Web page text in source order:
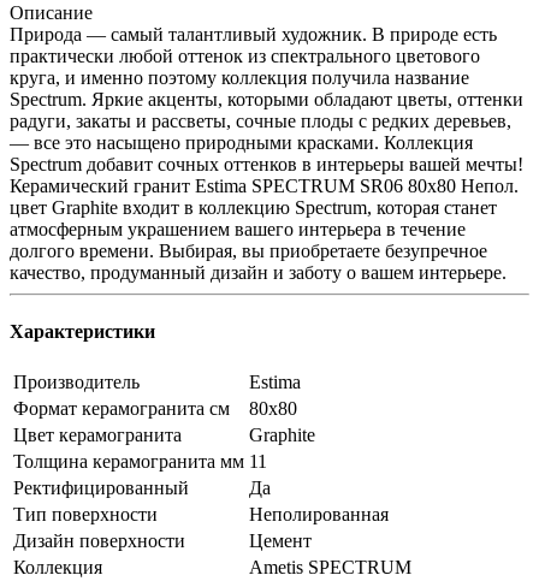
Описание
Природа — самый талантливый художник. В природе есть
практически любой оттенок из спектрального цветового
круга, и именно поэтому коллекция получила название
Spectrum. Яркие акценты, которыми обладают цветы, оттенки
радуги, закаты и рассветы, сочные плоды с редких деревьев,
— все это насыщено природными красками. Коллекция
Spectrum добавит сочных оттенков в интерьеры вашей мечты!
Керамический гранит Estima SPECTRUM SR06 80x80 Непол.
цвет Graphite входит в коллекцию Spectrum, которая станет
атмосферным украшением вашего интерьера в течение
долгого времени. Выбирая, вы приобретаете безупречное
качество, продуманный дизайн и заботу о вашем интерьере.
Характеристики
Производитель
Estima
Формат керамогранита см
80х80
Цвет керамогранита
Graphite
Толщина керамогранита мм 11
Ректифицированный
Да
Тип поверхности
Неполированная
Дизайн поверхности
Цемент
Коллекция
Ametis SPECTRUM